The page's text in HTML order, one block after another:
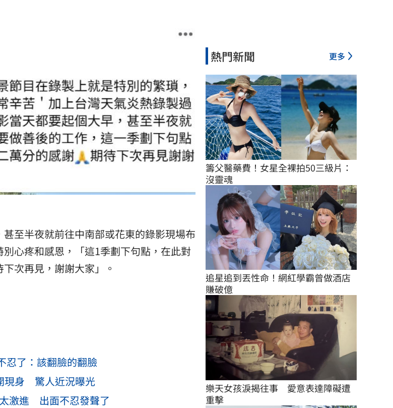
至半夜就前往中南部或花東的錄影現場布
心疼和感恩，「這1季劃下句點，在此對
次再見，謝謝大家」。
忍了：該翻臉的翻臉
現身 驚人近況曝光
激進 出面不忍發聲了
熱門新聞 更多
籌父醫藥費！女星全裸拍50三級片：
沒靈魂
追星追到丟性命！網紅學霸曾做酒店
賺破億
樂天女孩淚揭往事　愛意表達障礙遭
重擊